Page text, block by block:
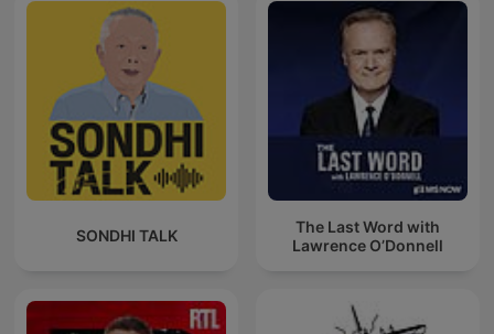
SONDHI TALK
The Last Word with
Lawrence O’Donnell